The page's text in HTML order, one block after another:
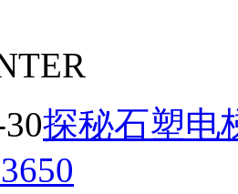
探秘石塑电